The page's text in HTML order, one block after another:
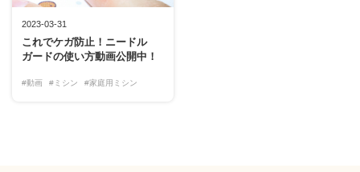
2023-03-31
これでケガ防止！ニードル
ガードの使い方動画公開中！
#動画 #ミシン #家庭用ミシン